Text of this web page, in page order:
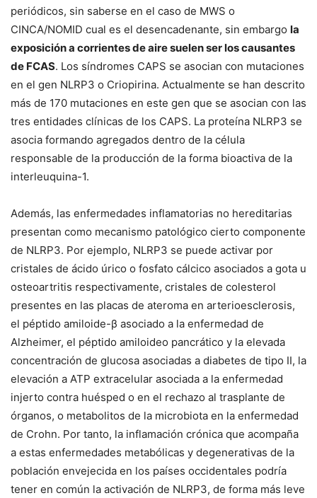
periódicos, sin saberse en el caso de MWS o
CINCA/NOMID cual es el desencadenante, sin embargo la
exposición a corrientes de aire suelen ser los causantes
de FCAS. Los síndromes CAPS se asocian con mutaciones
en el gen NLRP3 o Criopirina. Actualmente se han descrito
más de 170 mutaciones en este gen que se asocian con las
tres entidades clínicas de los CAPS. La proteína NLRP3 se
asocia formando agregados dentro de la célula
responsable de la producción de la forma bioactiva de la
interleuquina-1.
Además, las enfermedades inflamatorias no hereditarias
presentan como mecanismo patológico cierto componente
de NLRP3. Por ejemplo, NLRP3 se puede activar por
cristales de ácido úrico o fosfato cálcico asociados a gota u
osteoartritis respectivamente, cristales de colesterol
presentes en las placas de ateroma en arterioesclerosis,
el péptido amiloide-β asociado a la enfermedad de
Alzheimer, el péptido amiloideo pancrático y la elevada
concentración de glucosa asociadas a diabetes de tipo II, la
elevación a ATP extracelular asociada a la enfermedad
injerto contra huésped o en el rechazo al trasplante de
órganos, o metabolitos de la microbiota en la enfermedad
de Crohn. Por tanto, la inflamación crónica que acompaña
a estas enfermedades metabólicas y degenerativas de la
población envejecida en los países occidentales podría
tener en común la activación de NLRP3, de forma más leve